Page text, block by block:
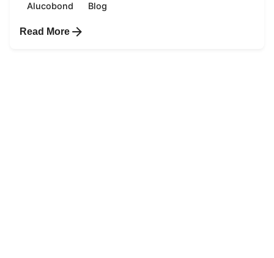
Alucobond Blog
Read More